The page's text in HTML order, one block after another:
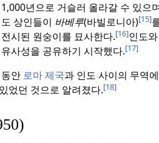
년으로 거슬러 올라갈 수 있으
상인들이 바베루(바빌로니아)[15]
시된 원숭이를 묘사한다.[16]인도
사성을 공유하기 시작했다.[17]
안 로마 제국과 인도 사이의 무역
었던 것으로 알려졌다.[18]